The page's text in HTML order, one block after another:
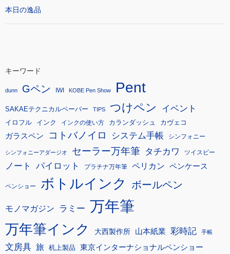
本日の逸品
キーワード
dunn Gペン IWI KOBE Pen Show Pent
SAKAEテクニカルペーパー TIPS つけペン イベント
イロフル インク インクの使い方 カランダッシュ カヴェコ
ガラスペン コトバノイロ システム手帳 シンフォニー
シンフォニーアダージオ セーラー万年筆 タチカワ ツイスビー
ノート パイロット プラチナ万年筆 ペリカン ペンケース
ペンショー ボトルインク ボールペン
モノマガジン ラミー 万年筆
万年筆インク 大西製作所 山本紙業 彩時記 手帳
文房具 旅 机上製品 東京インターナショナルペンショー